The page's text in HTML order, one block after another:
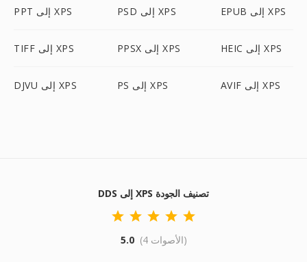
PPT إلى XPS PSD إلى XPS EPUB إلى XPS
TIFF إلى XPS PPSX إلى XPS HEIC إلى XPS
DJVU إلى XPS PS إلى XPS AVIF إلى XPS
DDS إلى XPS تصنيف الجودة
5.0 (4 الأصوات)